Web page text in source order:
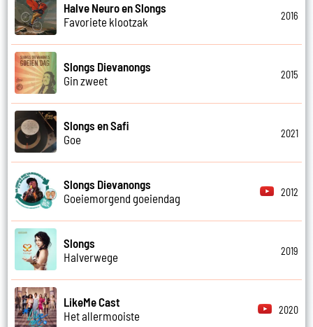
Halve Neuro en Slongs
Favoriete klootzak
2016
Slongs Dievanongs
Gin zweet
2015
Slongs en Safi
Goe
2021
Slongs Dievanongs
Goeiemorgend goeiendag
2012
Slongs
Halverwege
2019
LikeMe Cast
Het allermooiste
2020